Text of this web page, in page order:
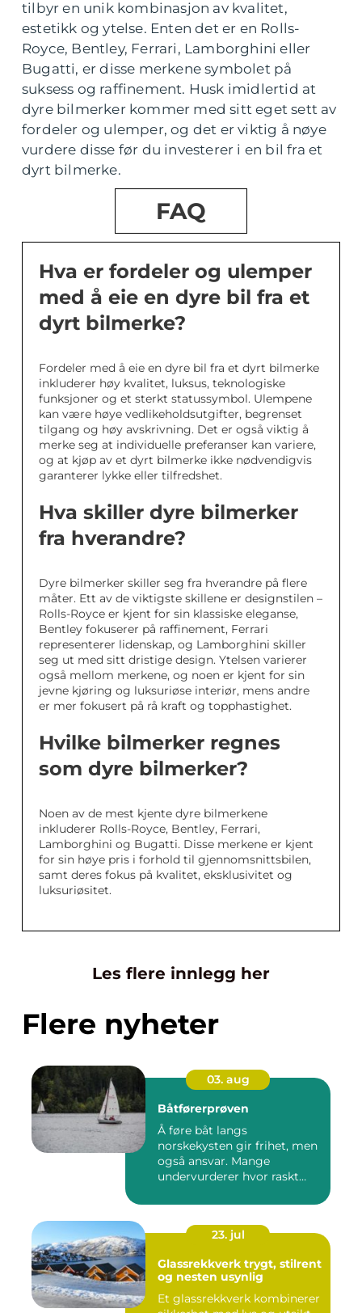
tilbyr en unik kombinasjon av kvalitet,
estetikk og ytelse. Enten det er en Rolls-
Royce, Bentley, Ferrari, Lamborghini eller
Bugatti, er disse merkene symbolet på
suksess og raffinement. Husk imidlertid at
dyre bilmerker kommer med sitt eget sett av
fordeler og ulemper, og det er viktig å nøye
vurdere disse før du investerer i en bil fra et
dyrt bilmerke.
FAQ
Hva er fordeler og ulemper
med å eie en dyre bil fra et
dyrt bilmerke?
Fordeler med å eie en dyre bil fra et dyrt bilmerke
inkluderer høy kvalitet, luksus, teknologiske
funksjoner og et sterkt statussymbol. Ulempene
kan være høye vedlikeholdsutgifter, begrenset
tilgang og høy avskrivning. Det er også viktig å
merke seg at individuelle preferanser kan variere,
og at kjøp av et dyrt bilmerke ikke nødvendigvis
garanterer lykke eller tilfredshet.
Hva skiller dyre bilmerker
fra hverandre?
Dyre bilmerker skiller seg fra hverandre på flere
måter. Ett av de viktigste skillene er designstilen –
Rolls-Royce er kjent for sin klassiske eleganse,
Bentley fokuserer på raffinement, Ferrari
representerer lidenskap, og Lamborghini skiller
seg ut med sitt dristige design. Ytelsen varierer
også mellom merkene, og noen er kjent for sin
jevne kjøring og luksuriøse interiør, mens andre
er mer fokusert på rå kraft og topphastighet.
Hvilke bilmerker regnes
som dyre bilmerker?
Noen av de mest kjente dyre bilmerkene
inkluderer Rolls-Royce, Bentley, Ferrari,
Lamborghini og Bugatti. Disse merkene er kjent
for sin høye pris i forhold til gjennomsnittsbilen,
samt deres fokus på kvalitet, eksklusivitet og
luksuriøsitet.
Les flere innlegg her
Flere nyheter
03. aug
Båtførerprøven
Å føre båt langs
norskekysten gir frihet, men
også ansvar. Mange
undervurderer hvor raskt
23. jul
Glassrekkverk trygt, stilrent
og nesten usynlig
Et glassrekkverk kombinerer